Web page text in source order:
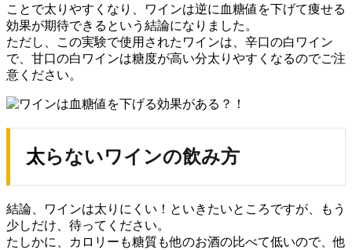
ことで太りやすくなり、ワインは逆に血糖値を下げて痩せる
効果が期待できるという結論になりました。
ただし、この実験で使用されたワインは、辛口の白ワイン
で、甘口の白ワインは糖度が高い分太りやすくなるのでご注
意ください。
太らないワインの飲み方
結論、ワインは太りにくい！といきたいところですが、もう
少しだけ、待ってください。
たしかに、カロリーも糖質も他のお酒の比べて低いので、他